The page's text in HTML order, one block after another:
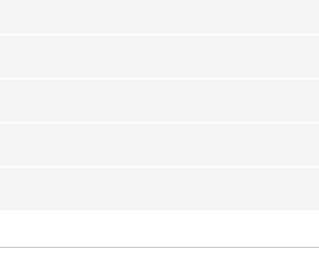
になります。
リントに使用している生地は６種類です。
ラ織）・100％コットン（ツイル）・100％
。
2mまで型紙は2個までとなります（一部例
かった場合は、4～5営業日後の発送となる
をプリントするため、
購入後の返品およ
での返品は承れません。予めご了承くだ